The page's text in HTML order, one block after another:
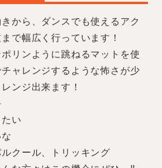
から、ダンスでも使えるアク
で幅広く行っています！
リンように跳ねるマットを使
ャレンジするような怖さが少
ンジ出来ます！
い
ルクール、トリッキング